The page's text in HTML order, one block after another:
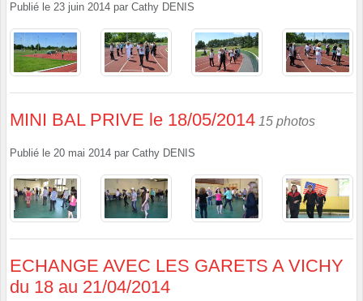
Publié le 23 juin 2014 par Cathy DENIS
MINI BAL PRIVE le 18/05/2014 15 photos
Publié le 20 mai 2014 par Cathy DENIS
ECHANGE AVEC LES GARETS A VICHY
du 18 au 21/04/2014